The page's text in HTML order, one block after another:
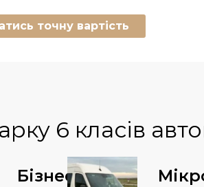
точну вартість
6 класів
Бізнес